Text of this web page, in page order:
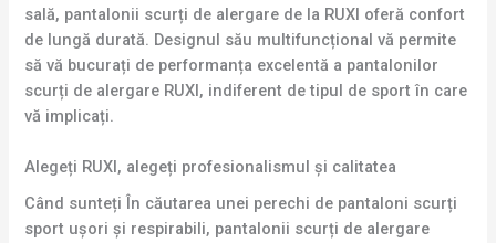
sală, pantalonii scurți de alergare de la RUXI oferă confort
de lungă durată. Designul său multifuncțional vă permite
să vă bucurați de performanța excelentă a pantalonilor
scurți de alergare RUXI, indiferent de tipul de sport în care
vă implicați.
Alegeți RUXI, alegeți profesionalismul și calitatea
Când sunteți În căutarea unei perechi de pantaloni scurți
sport ușori și respirabili, pantalonii scurți de alergare